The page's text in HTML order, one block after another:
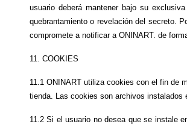
usuario deberá mantener bajo su
quebrantamiento o revelación del secreto.
compromete a notificar a ONINART. de
11. COOKIES
11.1 ONINART utiliza cookies con el fin de
tienda. Las cookies son archivos instalados
11.2 Si el usuario no desea que se instale